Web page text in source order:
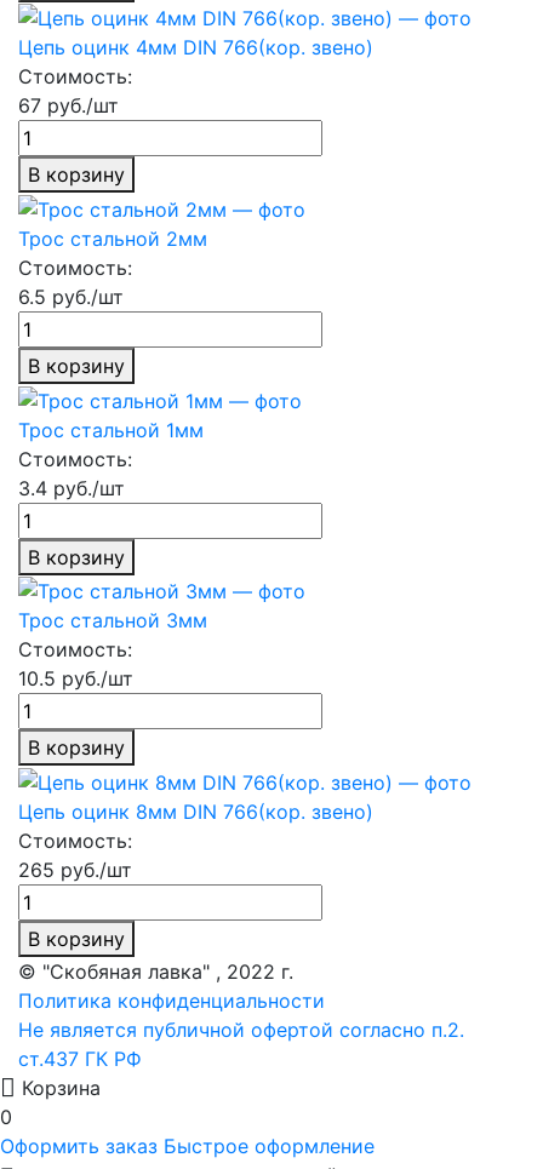
Цепь оцинк 4мм DIN 766(кор. звено)
Стоимость:
67 руб./шт
В корзину
Трос стальной 2мм
Стоимость:
6.5 руб./шт
В корзину
Трос стальной 1мм
Стоимость:
3.4 руб./шт
В корзину
Трос стальной 3мм
Стоимость:
10.5 руб./шт
В корзину
Цепь оцинк 8мм DIN 766(кор. звено)
Стоимость:
265 руб./шт
В корзину
© "Скобяная лавка" , 2022 г.
Политика конфиденциальности
Не является публичной офертой согласно п.2.
ст.437 ГК РФ
Корзина
0
Оформить заказ Быстрое оформление